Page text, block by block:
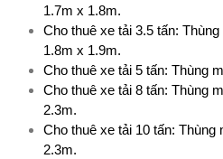
1.7m x 1.8m.
Cho thuê xe tải 3.5 tấn:
1.8m x 1.9m.
Cho thuê xe tải 5 tấn: Thùng
Cho thuê xe tải 8 tấn: Thùng
2.3m.
Cho thuê xe tải 10 tấn:
2.3m.